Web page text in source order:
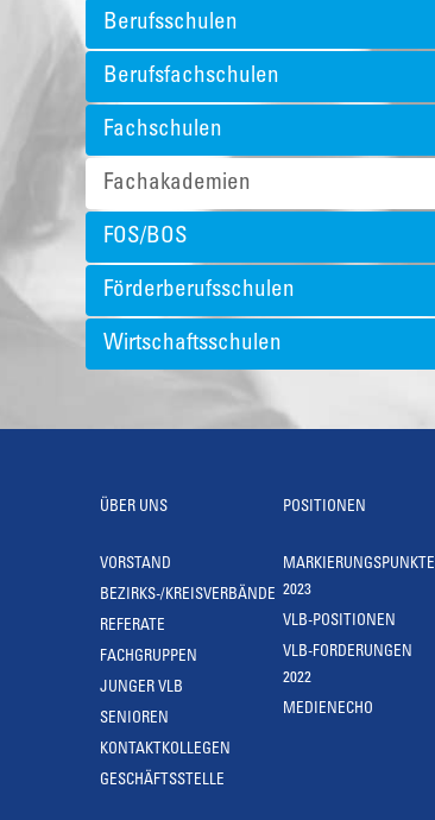
Berufsschulen
Berufsfachschulen
Fachschulen
Fachakademien
FOS/BOS
Förderberufsschulen
Wirtschaftsschulen
ÜBER UNS
VORSTAND
BEZIRKS-/KREISVERBÄNDE
REFERATE
FACHGRUPPEN
JUNGER VLB
SENIOREN
KONTAKTKOLLEGEN
GESCHÄFTSSTELLE
POSITIONEN
MARKIERUNGSPUNKTE
2023
VLB-POSITIONEN
VLB-FORDERUNGEN
2022
MEDIENECHO